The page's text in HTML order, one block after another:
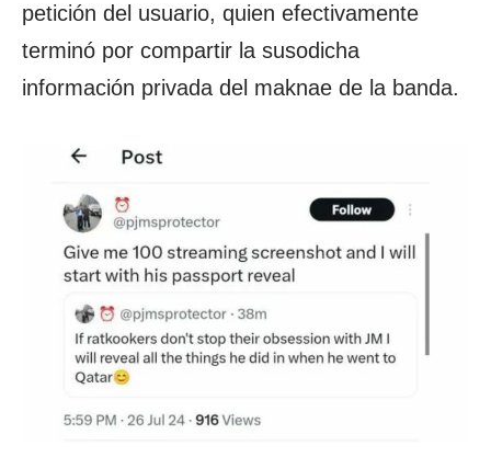
petición del usuario, quien efectivamente
terminó por compartir la susodicha
información privada del maknae de la banda.